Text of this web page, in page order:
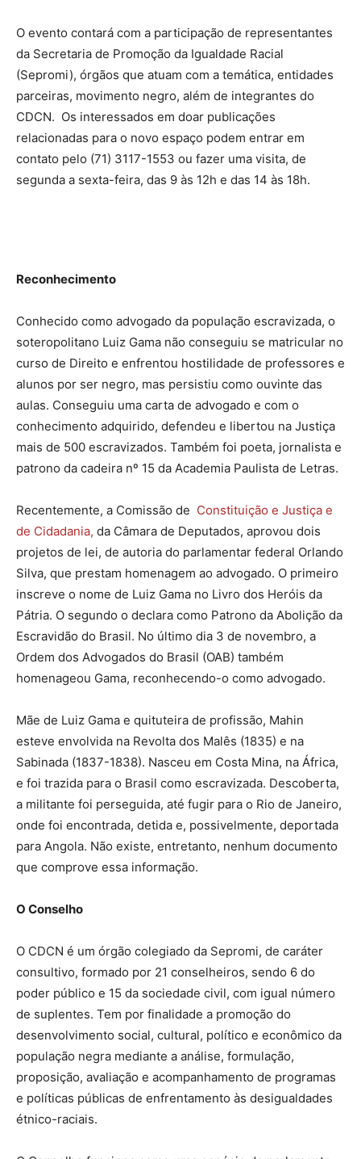
O evento contará com a participação de representantes
da Secretaria de Promoção da Igualdade Racial
(Sepromi), órgãos que atuam com a temática, entidades
parceiras, movimento negro, além de integrantes do
CDCN. Os interessados em doar publicações
relacionadas para o novo espaço podem entrar em
contato pelo (71) 3117-1553 ou fazer uma visita, de
segunda a sexta-feira, das 9 às 12h e das 14 às 18h.
Reconhecimento
Conhecido como advogado da população escravizada, o
soteropolitano Luiz Gama não conseguiu se matricular no
curso de Direito e enfrentou hostilidade de professores e
alunos por ser negro, mas persistiu como ouvinte das
aulas. Conseguiu uma carta de advogado e com o
conhecimento adquirido, defendeu e libertou na Justiça
mais de 500 escravizados. Também foi poeta, jornalista e
patrono da cadeira nº 15 da Academia Paulista de Letras.
Recentemente, a Comissão de Constituição e Justiça e
de Cidadania, da Câmara de Deputados, aprovou dois
projetos de lei, de autoria do parlamentar federal Orlando
Silva, que prestam homenagem ao advogado. O primeiro
inscreve o nome de Luiz Gama no Livro dos Heróis da
Pátria. O segundo o declara como Patrono da Abolição da
Escravidão do Brasil. No último dia 3 de novembro, a
Ordem dos Advogados do Brasil (OAB) também
homenageou Gama, reconhecendo-o como advogado.
Mãe de Luiz Gama e quituteira de profissão, Mahin
esteve envolvida na Revolta dos Malês (1835) e na
Sabinada (1837-1838). Nasceu em Costa Mina, na África,
e foi trazida para o Brasil como escravizada. Descoberta,
a militante foi perseguida, até fugir para o Rio de Janeiro,
onde foi encontrada, detida e, possivelmente, deportada
para Angola. Não existe, entretanto, nenhum documento
que comprove essa informação.
O Conselho
O CDCN é um órgão colegiado da Sepromi, de caráter
consultivo, formado por 21 conselheiros, sendo 6 do
poder público e 15 da sociedade civil, com igual número
de suplentes. Tem por finalidade a promoção do
desenvolvimento social, cultural, político e econômico da
população negra mediante a análise, formulação,
proposição, avaliação e acompanhamento de programas
e políticas públicas de enfrentamento às desigualdades
étnico-raciais.